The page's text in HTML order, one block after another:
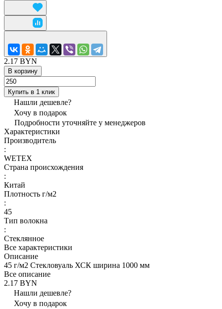
2.17 BYN
В корзину
Купить в 1 клик
Нашли дешевле?
Хочу в подарок
Подробности уточняйте у менеджеров
Характеристики
Производитель
:
WETEX
Страна происхождения
:
Китай
Плотность г/м2
:
45
Тип волокна
:
Стеклянное
Все характеристики
Описание
45 г/м2 Стекловуаль ХСК ширина 1000 мм
Все описание
2.17 BYN
Нашли дешевле?
Хочу в подарок